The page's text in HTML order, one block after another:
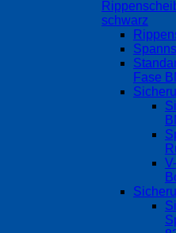
schwarz
Fase